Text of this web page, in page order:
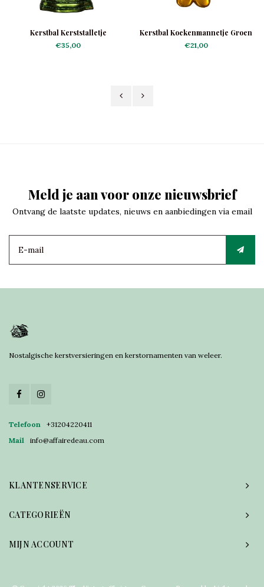
Kerstbal Kerststalletje
€35,00
Kerstbal Koekenmannetje Groen
Jasje
€21,00
Meld je aan voor onze nieuwsbrief
Ontvang de laatste updates, nieuws en aanbiedingen via email
Nostalgische kerstversieringen en kerstornamenten van weleer.
Telefoon
+31204220411
Mail
info@affairedeau.com
KLANTENSERVICE
CATEGORIEËN
MIJN ACCOUNT